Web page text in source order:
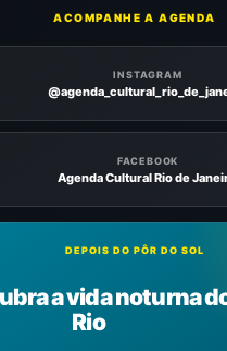
ACOMPANHE A AGENDA
INSTAGRAM
FACEBOOK
Agenda Cultural Rio de
DEPOIS DO PÔR DO SOL
a vida noturna
Rio